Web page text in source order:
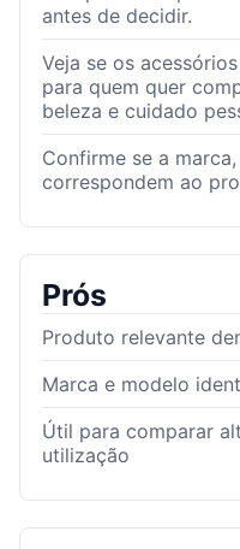
antes de decidir.
Veja se os
para quem quer
beleza e cuidado
Confirme se a
correspondem ao
Prós
Produto relevante
Marca e modelo
Útil para comparar
utilização